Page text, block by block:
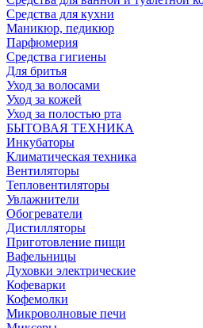
Средства для кухни
Маникюр, педикюр
Парфюмерия
Средства гигиены
Для бритья
Уход за волосами
Уход за кожей
Уход за полостью рта
БЫТОВАЯ ТЕХНИКА
Инкубаторы
Климатическая техника
Вентиляторы
Тепловентиляторы
Увлажнители
Обогреватели
Дистилляторы
Приготовление пищи
Вафельницы
Духовки электрические
Кофеварки
Кофемолки
Микроволновые печи